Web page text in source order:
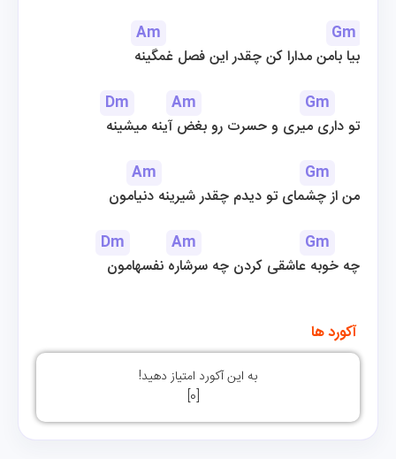
Am
Gm
بیا بامن مدارا کن چقدر این فصل غمگینه
Dm
Am
Gm
تو داری میری و حسرت رو بغض آینه میشینه
Am
Gm
من از چشمای تو دیدم چقدر شیرینه دنیامون
Dm
Am
Gm
چه خوبه عاشقی کردن چه سرشاره نفسهامون
آکورد ها
به این آکورد امتیاز دهید!
[
0
]